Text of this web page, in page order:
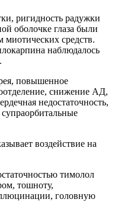
ригидность радужки
оболочке глаза были
миотических средств.
наблюдалось
повышенное
снижение АД,
недостаточность,
воздействие на
тимолол
тошноту,
головную